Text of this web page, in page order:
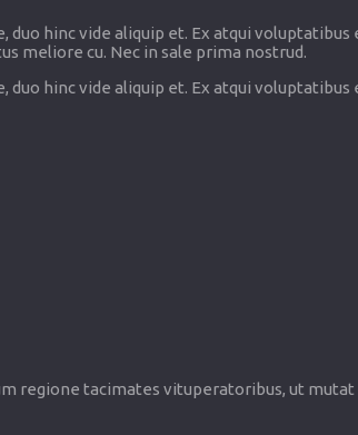
hinc vide aliquip et. Ex atqui
meliore cu. Nec in sale prima nostrud.
hinc vide aliquip et. Ex atqui
regione tacimates vituperatoribus, ut